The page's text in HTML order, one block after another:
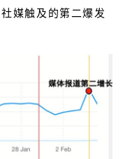
媒触及的第二爆发